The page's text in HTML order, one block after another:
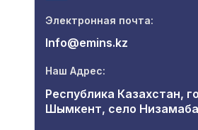
Республика Казахстан,
Шымкент, село
Info@emins.kz
Электронная почта:
Наш Адрес: